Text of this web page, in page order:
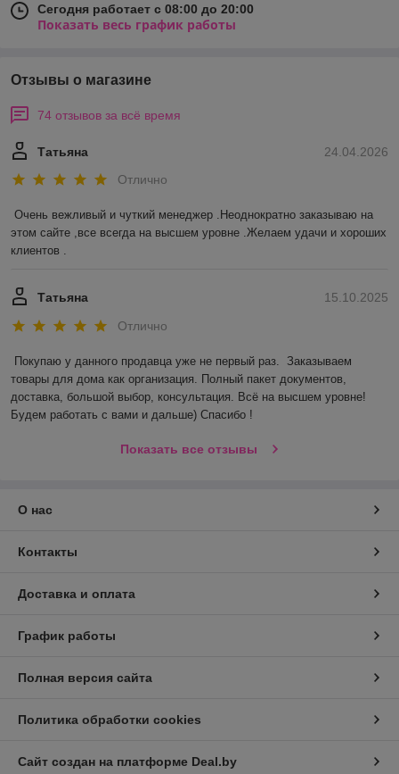
Сегодня работает с 08:00 до 20:00
Показать весь график работы
Отзывы о магазине
74 отзывов за всё время
24.04.2026
Татьяна
Отлично
Очень вежливый и чуткий менеджер .Неоднократно заказываю на
этом сайте ,все всегда на высшем уровне .Желаем удачи и хороших
клиентов .
15.10.2025
Татьяна
Отлично
Покупаю у данного продавца уже не первый раз.  Заказываем
товары для дома как организация. Полный пакет документов,
доставка, большой выбор, консультация. Всё на высшем уровне!
Будем работать с вами и дальше) Спасибо !
Показать все отзывы
О нас
Контакты
Доставка и оплата
График работы
Полная версия сайта
Политика обработки cookies
Сайт создан на платформе Deal.by